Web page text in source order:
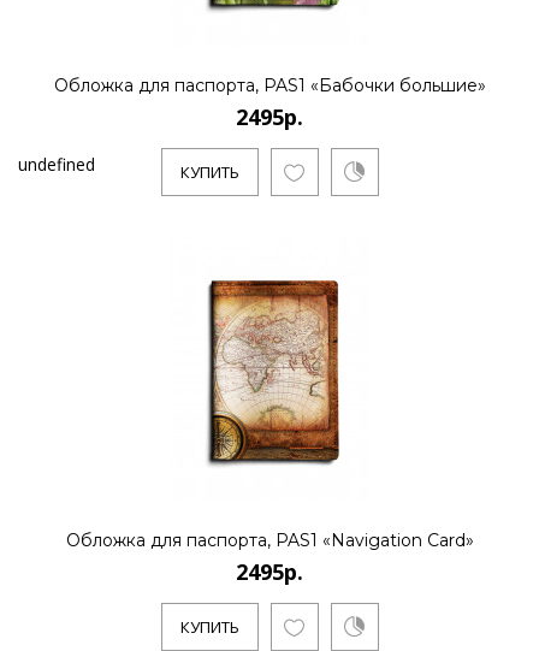
Обложка для паспорта, PAS1 «Бабочки большие»
2495р.
КУПИТЬ
undefined
Обложка для паспорта, PAS1 «Navigation Card»
2495р.
КУПИТЬ